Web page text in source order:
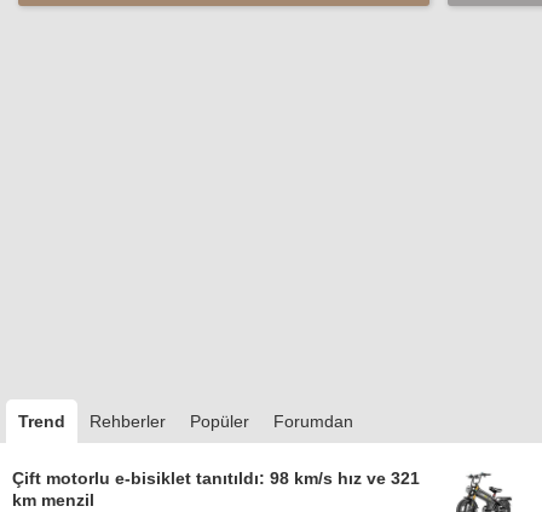
Trend Rehberler Popüler Forumdan
Çift motorlu e-bisiklet tanıtıldı: 98 km/s hız ve 321
km menzil